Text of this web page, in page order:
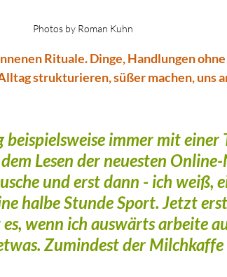
Photos by Roman Kuhn
Rituale. Dinge, Handlungen
strukturieren, süßer machen, uns
immer mit einer
Lesen der neuesten
und erst dann - ich weiß,
halbe Stunde Sport. Jetzt
wenn ich auswärts arbeite
Zumindest der Milchkaffe